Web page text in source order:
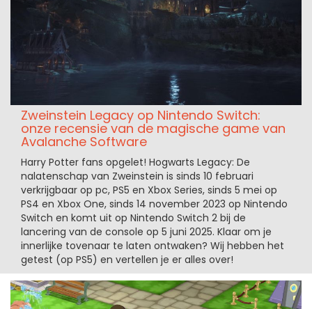
Zweinstein Legacy op Nintendo Switch:
onze recensie van de magische game van
Avalanche Software
Harry Potter fans opgelet! Hogwarts Legacy: De
nalatenschap van Zweinstein is sinds 10 februari
verkrijgbaar op pc, PS5 en Xbox Series, sinds 5 mei op
PS4 en Xbox One, sinds 14 november 2023 op Nintendo
Switch en komt uit op Nintendo Switch 2 bij de
lancering van de console op 5 juni 2025. Klaar om je
innerlijke tovenaar te laten ontwaken? Wij hebben het
getest (op PS5) en vertellen je er alles over!